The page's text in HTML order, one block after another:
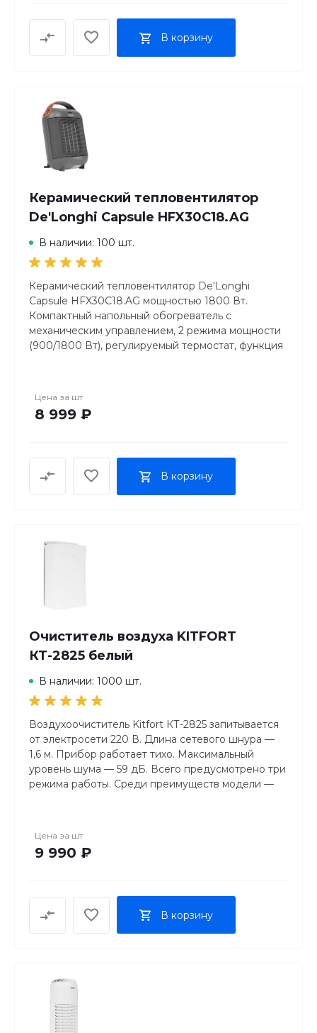
110–220 В, 50/60 Гц
Размер устройства
2,8 кг
В корзину
Керамический тепловентилятор
De'Longhi Capsule HFX30C18.AG
В наличии: 100 шт.
Керамический тепловентилятор De'Longhi
Capsule HFX30C18.AG мощностью 1800 Вт.
Компактный напольный обогреватель с
механическим управлением, 2 режима мощности
(900/1800 Вт), регулируемый термостат, функция
Цена за шт
8 999 ₽
В корзину
Очиститель воздуха KITFORT
КТ-2825 белый
В наличии: 1000 шт.
Воздухоочиститель Kitfort КТ-2825 запитывается
от электросети 220 В. Длина сетевого шнура —
1,6 м. Прибор работает тихо. Максимальный
уровень шума — 59 дБ. Всего предусмотрено три
режима работы. Среди преимуществ модели —
блокирует прибор. Есть опция ионизации. Также
производитель предусмотрел наличие
Цена за шт
9 990 ₽
В корзину